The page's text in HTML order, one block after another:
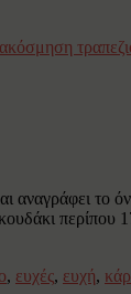
αναγράφει
περίπου
, ευχές, ευχή,